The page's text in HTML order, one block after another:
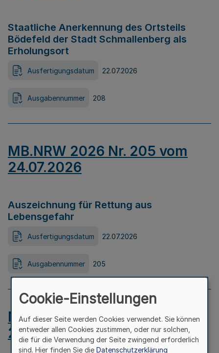
Staatliche Anerkennung des Ortsteils
Bödefeld der Stadt Schmallenberg als
Erholungsort
Ausfertigungsdatum 22.07.2026
Ausgabennummer 208
MB.NRW 2026 Nr. 205 vom
24.07.2026
Auszeichnung für Rettung aus
Lebensgefahr
Ausfertigungsdatum 22.07.2026
Ausgabennummer 205
MB.NRW 2026 Nr. 204 vom
24.07.2026
Cookie-Einstellungen
Auf dieser Seite werden Cookies verwendet. Sie können
entweder allen Cookies zustimmen, oder nur solchen,
die für die Verwendung der Seite zwingend erforderlich
sind. Hier finden Sie die Datenschutzerklärung